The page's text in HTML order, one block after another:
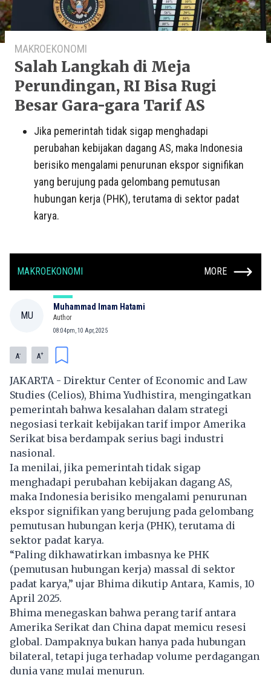
MAKROEKONOMI
Salah Langkah di Meja
Perundingan, RI Bisa Rugi
Besar Gara-gara Tarif AS
Jika pemerintah tidak sigap menghadapi
perubahan kebijakan dagang AS, maka Indonesia
berisiko mengalami penurunan ekspor signifikan
yang berujung pada gelombang pemutusan
hubungan kerja (PHK), terutama di sektor padat
karya.
MAKROEKONOMI MORE
MU
Muhammad Imam Hatami
Author
08:04pm, 10 Apr, 2025
A- A+
JAKARTA - Direktur Center of Economic and Law
Studies (Celios), Bhima Yudhistira, mengingatkan
pemerintah bahwa kesalahan dalam strategi
negosiasi terkait kebijakan tarif impor Amerika
Serikat bisa berdampak serius bagi industri
nasional.
Ia menilai, jika pemerintah tidak sigap
menghadapi perubahan kebijakan dagang AS,
maka Indonesia berisiko mengalami penurunan
ekspor signifikan yang berujung pada gelombang
pemutusan hubungan kerja (PHK), terutama di
sektor padat karya.
“Paling dikhawatirkan imbasnya ke PHK
(pemutusan hubungan kerja) massal di sektor
padat karya,” ujar Bhima dikutip Antara, Kamis, 10
April 2025.
Bhima menegaskan bahwa perang tarif antara
Amerika Serikat dan China dapat memicu resesi
global. Dampaknya bukan hanya pada hubungan
bilateral, tetapi juga terhadap volume perdagangan
dunia yang mulai menurun.